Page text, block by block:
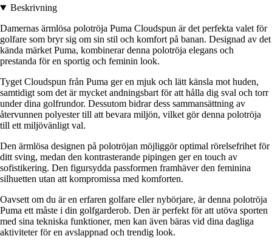
Beskrivning
Damernas ärmlösa polotröja Puma Cloudspun är det perfekta valet för
golfare som bryr sig om sin stil och komfort på banan. Designad av det
kända märket Puma, kombinerar denna polotröja elegans och
prestanda för en sportig och feminin look.
Tyget Cloudspun från Puma ger en mjuk och lätt känsla mot huden,
samtidigt som det är mycket andningsbart för att hålla dig sval och torr
under dina golfrundor. Dessutom bidrar dess sammansättning av
återvunnen polyester till att bevara miljön, vilket gör denna polotröja
till ett miljövänligt val.
Den ärmlösa designen på polotröjan möjliggör optimal rörelsefrihet för
ditt sving, medan den kontrasterande pipingen ger en touch av
sofistikering. Den figursydda passformen framhäver den feminina
silhuetten utan att kompromissa med komforten.
Oavsett om du är en erfaren golfare eller nybörjare, är denna polotröja
Puma ett måste i din golfgarderob. Den är perfekt för att utöva sporten
med sina tekniska funktioner, men kan även bäras vid dina dagliga
aktiviteter för en avslappnad och trendig look.